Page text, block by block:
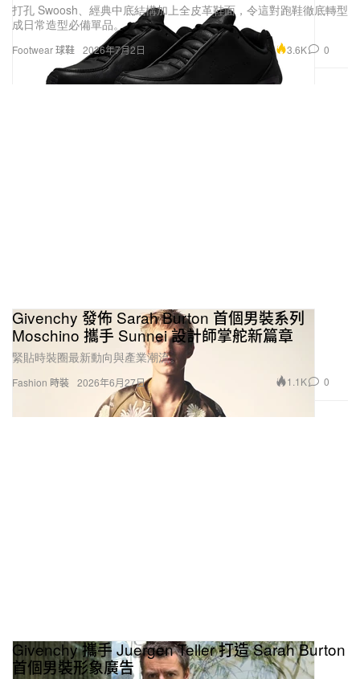
Footwear 球鞋
打孔 Swoosh、經典中底結構加上全皮革鞋面，令這對跑鞋徹底轉型
成日常造型必備單品。
2026年7月2日 3.6K 0
Fashion 時裝
Givenchy 發佈 Sarah Burton 首個男裝系列
Moschino 攜手 Sunnei 設計師掌舵新篇章
緊貼時裝圈最新動向與產業潮流。
2026年6月27日 1.1K 0
Givenchy 攜手 Juergen Teller 打造 Sarah Burton
首個男裝形象廣告